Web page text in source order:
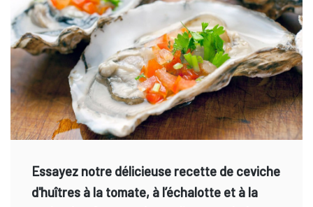
Essayez notre délicieuse recette de ceviche
d'huîtres à la tomate, à l’échalotte et à la